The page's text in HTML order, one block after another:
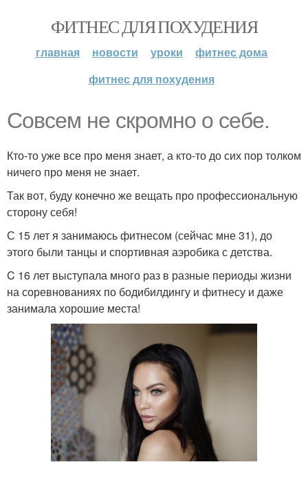
ФИТНЕС ДЛЯ ПОХУДЕНИЯ
главная новости уроки
фитнес дома
фитнес для похудения
Совсем не скромно о себе.
Кто-то уже все про меня знает, а кто-то до сих пор толком
ничего про меня не знает.
Так вот, буду конечно же вещать про профессиональную
сторону себя!
С 15 лет я занимаюсь фитнесом (сейчас мне 31), до
этого были танцы и спортивная аэробика с детства.
C 16 лет выступала много раз в разные периоды жизни
на соревнованиях по бодибилдингу и фитнесу и даже
занимала хорошие места!